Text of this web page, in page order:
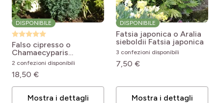
DISPONIBILE
Falso cipresso o
Chamaecyparis
lawsoniana Ellwoodii
Chamaecyparis
lawsoniana Elwoodii
2 confezioni disponibili
18,50 €
Mostra i dettagli
DISPONIBILE
Fatsia japonica o Aralia
sieboldii Fatsia japonica
3 confezioni disponibili
7,50 €
Mostra i dettagli